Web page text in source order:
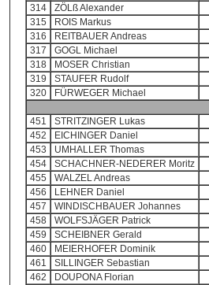
314
ZÖLß Alexander
315
ROIS Markus
316
REITBAUER Andreas
317
GOGL Michael
318
MOSER Christian
319
STAUFER Rudolf
320
FÜRWEGER Michael
451
STRITZINGER Lukas
452
EICHINGER Daniel
453
UMHALLER Thomas
454
SCHACHNER-NEDERER Moritz
455
WALZEL Andreas
456
LEHNER Daniel
457
WINDISCHBAUER Johannes
458
WOLFSJÄGER Patrick
459
SCHEIBNER Gerald
460
MEIERHOFER Dominik
461
SILLINGER Sebastian
462
DOUPONA Florian